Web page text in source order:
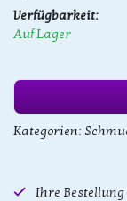
Verfügbarkeit:
Auf Lager
Kategorien:
Ihre